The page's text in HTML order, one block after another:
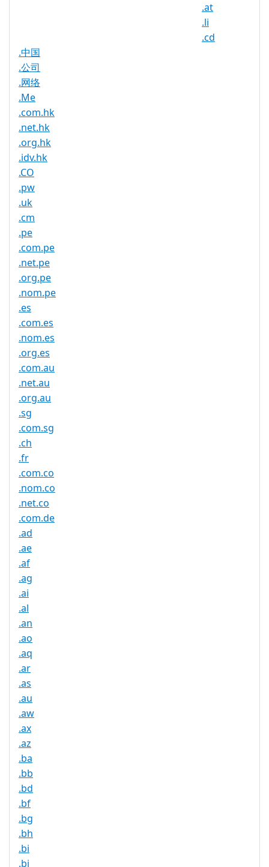
.at
.li
.cd
.中国
.公司
.网络
.Me
.com.hk
.net.hk
.org.hk
.idv.hk
.CO
.pw
.uk
.cm
.pe
.com.pe
.net.pe
.org.pe
.nom.pe
.es
.com.es
.nom.es
.org.es
.com.au
.net.au
.org.au
.sg
.com.sg
.ch
.fr
.com.co
.nom.co
.net.co
.com.de
.ad
.ae
.af
.ag
.ai
.al
.an
.ao
.aq
.ar
.as
.au
.aw
.ax
.az
.ba
.bb
.bd
.bf
.bg
.bh
.bi
.bj